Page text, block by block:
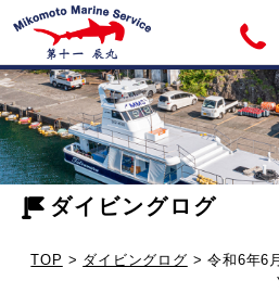
神
子
元
令
和
6
ダイビングログ
TOP > ダイビングログ >令和6年6